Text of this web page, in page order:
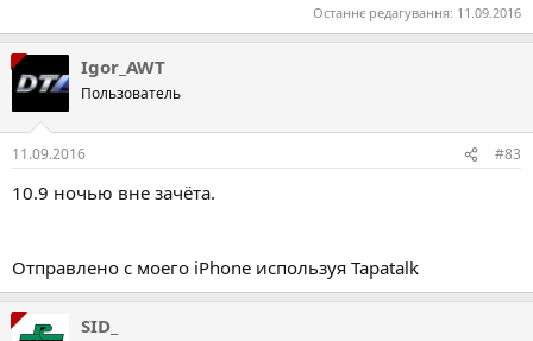
Останнє редагування: 11.09.2016
Igor_AWT
Пользователь
11.09.2016 #83
10.9 ночью вне зачёта.
Отправлено с моего iPhone используя Tapatalk
SID_